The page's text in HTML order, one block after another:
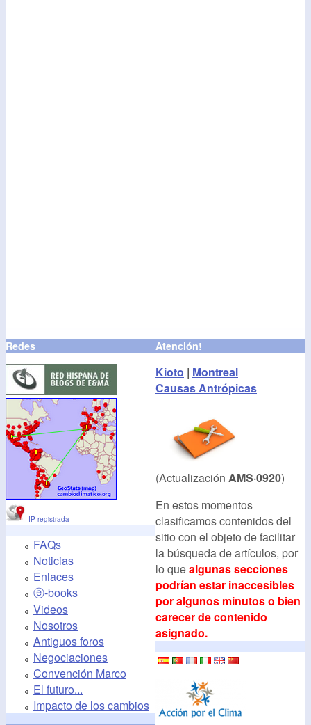
Redes
IP registrada
FAQs
Noticias
Enlaces
ⓔ-books
Videos
Nosotros
Antiguos foros
Negociaciones
Convención Marco
El futuro...
Impacto de los cambios
Atención!
Kioto | Montreal
Causas Antrópicas
(Actualización AMS·0920)
En estos momentos
clasificamos contenidos del
sitio con el objeto de facilitar
la búsqueda de artículos, por
lo quealgunas secciones
podrían estar inaccesibles
por algunos minutos o bien
carecer de contenido
asignado.